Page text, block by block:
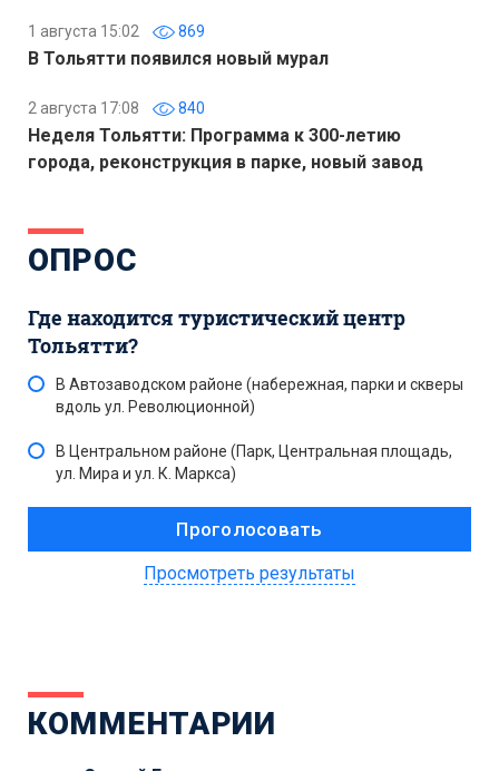
1 августа 15:02 869
В Тольятти появился новый мурал
2 августа 17:08 840
Неделя Тольятти: Программа к 300-летию
города, реконструкция в парке, новый завод
ОПРОС
Где находится туристический центр
Тольятти?
В Автозаводском районе (набережная, парки и скверы
вдоль ул. Революционной)
В Центральном районе (Парк, Центральная площадь,
ул. Мира и ул. К. Маркса)
Просмотреть результаты
КОММЕНТАРИИ